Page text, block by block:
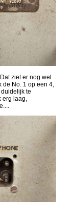
ziet er nog wel
de No. 1 op een 4,
te
erg laag,